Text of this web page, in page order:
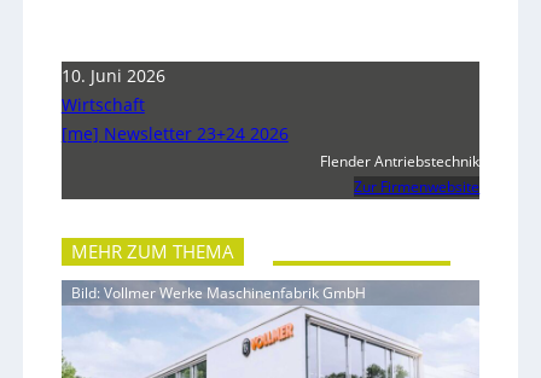
10. Juni 2026
Wirtschaft
[me] Newsletter 23+24 2026
Flender Antriebstechnik
Zur Firmenwebsite
MEHR ZUM THEMA
Bild: Vollmer Werke Maschinenfabrik GmbH